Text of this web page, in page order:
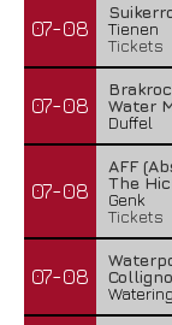
07-08
Tienen
Tickets
07-08
Water
Duffel
07-08
AFF
The
Genk
Tickets
07-08